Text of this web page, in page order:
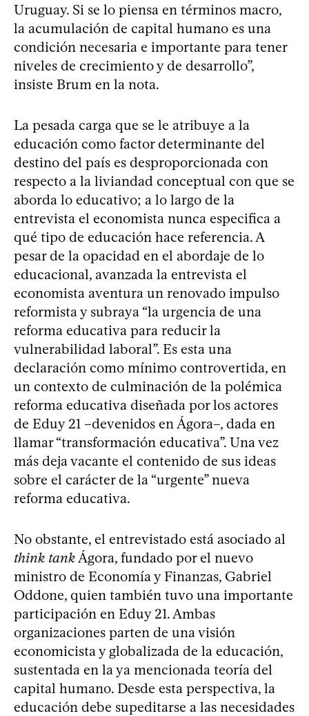
Uruguay. Si se lo piensa en términos macro,
la acumulación de capital humano es una
condición necesaria e importante para tener
niveles de crecimiento y de desarrollo”,
insiste Brum en la nota.
La pesada carga que se le atribuye a la
educación como factor determinante del
destino del país es desproporcionada con
respecto a la liviandad conceptual con que se
aborda lo educativo; a lo largo de la
entrevista el economista nunca especifica a
qué tipo de educación hace referencia. A
pesar de la opacidad en el abordaje de lo
educacional, avanzada la entrevista el
economista aventura un renovado impulso
reformista y subraya “la urgencia de una
reforma educativa para reducir la
vulnerabilidad laboral”. Es esta una
declaración como mínimo controvertida, en
un contexto de culminación de la polémica
reforma educativa diseñada por los actores
de Eduy 21 –devenidos en Ágora–, dada en
llamar “transformación educativa”. Una vez
más deja vacante el contenido de sus ideas
sobre el carácter de la “urgente” nueva
reforma educativa.
No obstante, el entrevistado está asociado al
think tank Ágora, fundado por el nuevo
ministro de Economía y Finanzas, Gabriel
Oddone, quien también tuvo una importante
participación en Eduy 21. Ambas
organizaciones parten de una visión
economicista y globalizada de la educación,
sustentada en la ya mencionada teoría del
capital humano. Desde esta perspectiva, la
educación debe supeditarse a las necesidades